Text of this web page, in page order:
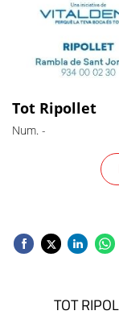
Tot Ripollet
Num. -
TOT